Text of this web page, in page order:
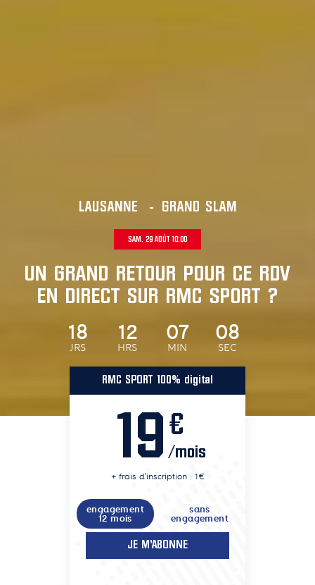
LAUSANNE - GRAND SLAM
SAM. 29 AOÛT 10:00
UN GRAND RETOUR POUR CE RDV
EN DIRECT SUR RMC SPORT ?
18
JRS
12
HRS
07
MIN
07
SEC
RMC SPORT 100% digital
engagement
12 mois
19 €
/mois
+ frais d'inscription : 1€
sans
engagement
JE M'ABONNE